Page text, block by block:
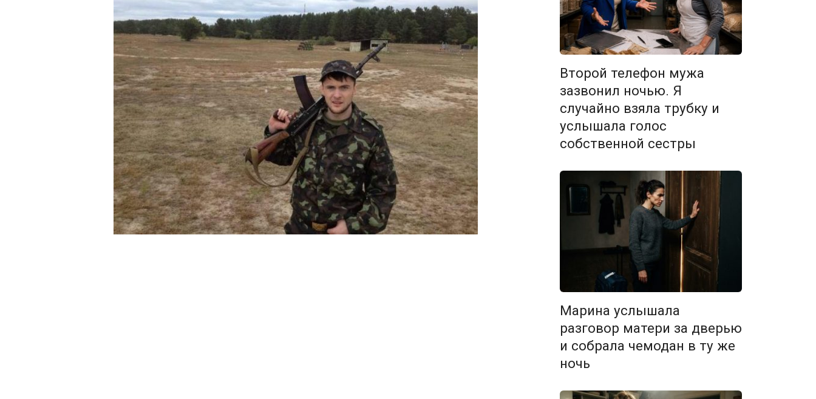
Второй телефон мужа
зазвонил ночью. Я
случайно взяла трубку и
услышала голос
собственной сестры
Марина услышала
разговор матери за дверью
и собрала чемодан в ту же
ночь